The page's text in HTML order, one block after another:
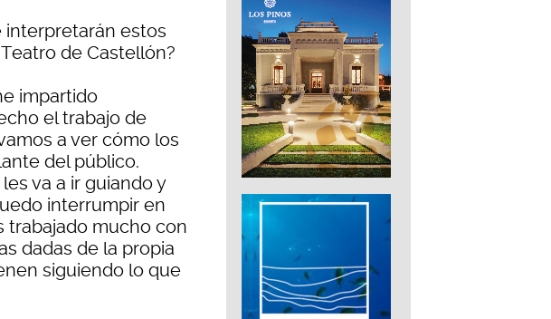
interpretarán estos
de Castellón?
impartido
el trabajo de
a ver cómo los
del público.
va a ir guiando y
interrumpir en
trabajado mucho con
dadas de la propia
siguiendo lo que